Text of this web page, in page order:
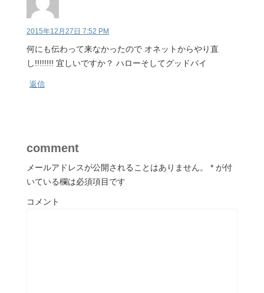
2015年12月27日 7:52 PM
何にも伝わって来なかったので オネットからやり直
し!!!!!!!! 宜しいですか？ ハローそしてグッドバイ
返信
comment
メールアドレスが公開されることはありません。 * が付
いている欄は必須項目です
コメント